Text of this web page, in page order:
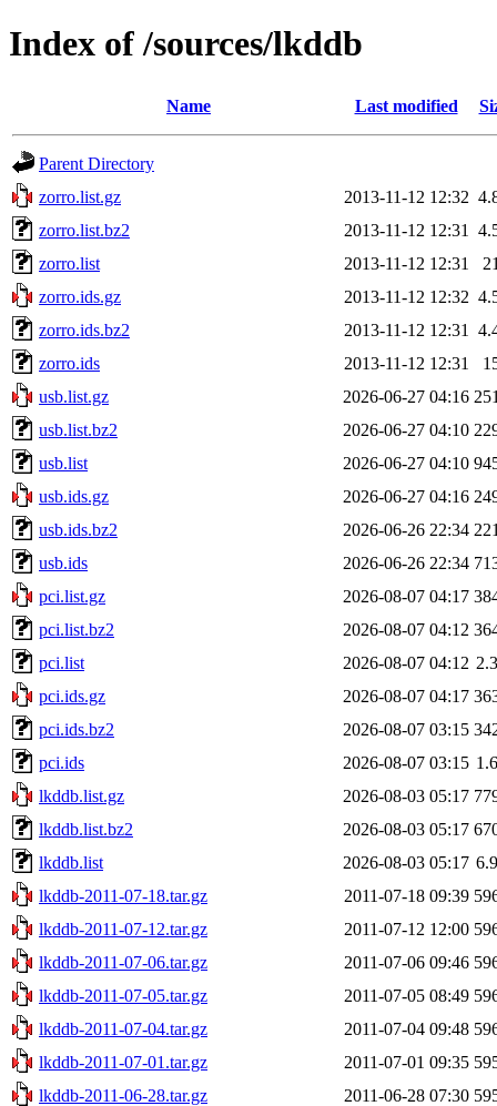
Index of /sources/lkddb
Name Last modified
Parent Directory
zorro.list.gz
2013-11-12 12:32
zorro.list.bz2
2013-11-12 12:31
zorro.list
2013-11-12 12:31
zorro.ids.gz
2013-11-12 12:32
zorro.ids.bz2
2013-11-12 12:31
zorro.ids
2013-11-12 12:31
usb.list.gz
2026-06-27 04:16
usb.list.bz2
2026-06-27 04:10
usb.list
2026-06-27 04:10
usb.ids.gz
2026-06-27 04:16
usb.ids.bz2
2026-06-26 22:34
usb.ids
2026-06-26 22:34
pci.list.gz
2026-08-07 04:17
pci.list.bz2
2026-08-07 04:12
pci.list
2026-08-07 04:12
pci.ids.gz
2026-08-07 04:17
pci.ids.bz2
2026-08-07 03:15
pci.ids
2026-08-07 03:15
lkddb.list.gz
2026-08-03 05:17
lkddb.list.bz2
2026-08-03 05:17
lkddb.list
2026-08-03 05:17
lkddb-2011-07-18.tar.gz
2011-07-18 09:39
lkddb-2011-07-12.tar.gz
2011-07-12 12:00
lkddb-2011-07-06.tar.gz
2011-07-06 09:46
lkddb-2011-07-05.tar.gz
2011-07-05 08:49
lkddb-2011-07-04.tar.gz
2011-07-04 09:48
lkddb-2011-07-01.tar.gz
2011-07-01 09:35
lkddb-2011-06-28.tar.gz
2011-06-28 07:30